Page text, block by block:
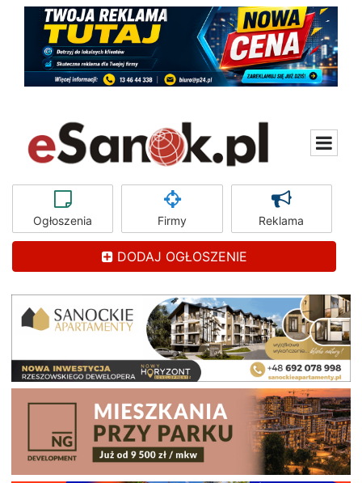
Ogłoszenia Firmy Reklama
DODAJ OGŁOSZENIE